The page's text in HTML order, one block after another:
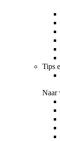
Tips
Naar